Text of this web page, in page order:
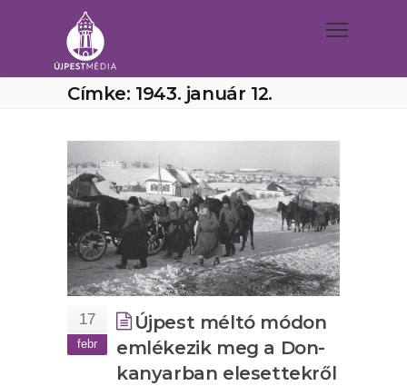
Címke: 1943. január 12.
17
febr
Újpest méltó módon
emlékezik meg a Don-
kanyarban elesettekről